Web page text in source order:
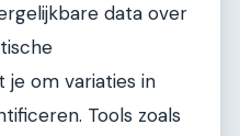
data over
om variaties in
Tools zoals